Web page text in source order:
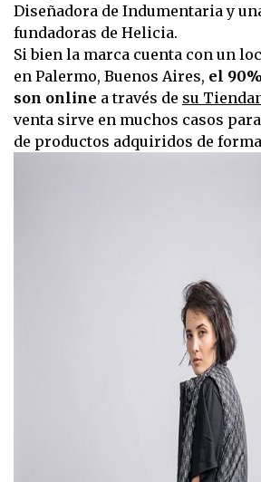
Diseñadora de Indumentaria y
fundadoras de Helicia.
Si bien la marca cuenta con un
en Palermo, Buenos Aires, el
son online a través de su
venta sirve en muchos casos
de productos adquiridos de